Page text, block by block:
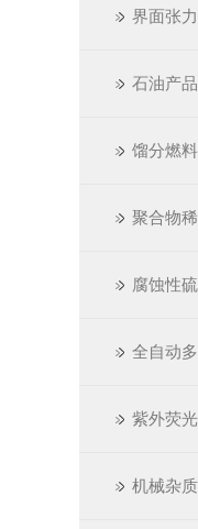
界面张
石油产
馏分燃
聚合物
腐蚀性
全自动
紫外荧
机械杂